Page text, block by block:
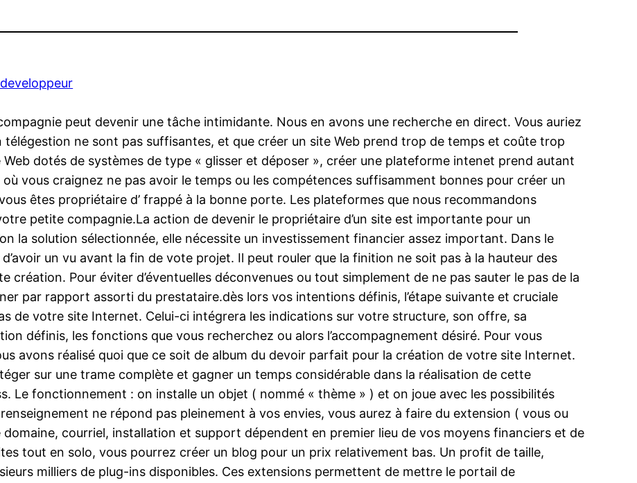
peut devenir une tâche intimidante. Nous en avons une recherche en direct. Vous auriez
télégestion ne sont pas suffisantes, et que créer un site Web prend trop de temps et coûte trop
dotés de systèmes de type « glisser et déposer », créer une plateforme intenet prend autant
vous craignez ne pas avoir le temps ou les compétences suffisamment bonnes pour créer un
êtes propriétaire d’ frappé à la bonne porte. Les plateformes que nous recommandons
petite compagnie.La action de devenir le propriétaire d’un site est importante pour un
la solution sélectionnée, elle nécessite un investissement financier assez important. Dans le
un vu avant la fin de vote projet. Il peut rouler que la finition ne soit pas à la hauteur des
création. Pour éviter d’éventuelles déconvenues ou tout simplement de ne pas sauter le pas de la
par rapport assorti du prestataire.dès lors vos intentions définis, l’étape suivante et cruciale
de votre site Internet. Celui-ci intégrera les indications sur votre structure, son offre, sa
définis, les fonctions que vous recherchez ou alors l’accompagnement désiré. Pour vous
avons réalisé quoi que ce soit de album du devoir parfait pour la création de votre site Internet.
sur une trame complète et gagner un temps considérable dans la réalisation de cette
Le fonctionnement : on installe un objet ( nommé « thème » ) et on joue avec les possibilités
ne répond pas pleinement à vos envies, vous aurez à faire du extension ( vous ou
courriel, installation et support dépendent en premier lieu de vos moyens financiers et de
tout en solo, vous pourrez créer un blog pour un prix relativement bas. Un profit de taille,
milliers de plug-ins disponibles. Ces extensions permettent de mettre le portail de